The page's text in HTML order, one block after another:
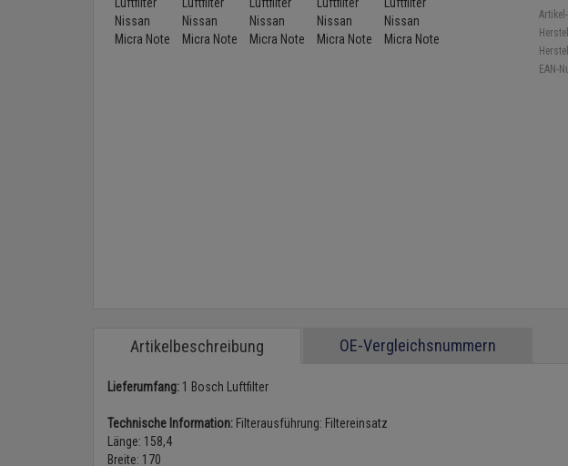
EAN-
Artikelbeschreibung OE-Vergleichsnummern
Lieferumfang: 1 Bosch Luftfilter
Technische Information: Filterausführung: Filtereinsatz
Länge: 158,4
Breite: 170